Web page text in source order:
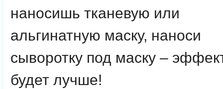
наносишь тканевую или
альгинатную маску, наноси
сыворотку под маску –
будет лучше!